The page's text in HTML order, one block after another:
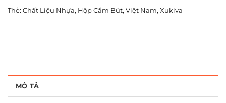
Thẻ: Chất Liệu Nhựa, Hộp Cắm Bút, Việt Nam, Xukiva
MÔ TẢ